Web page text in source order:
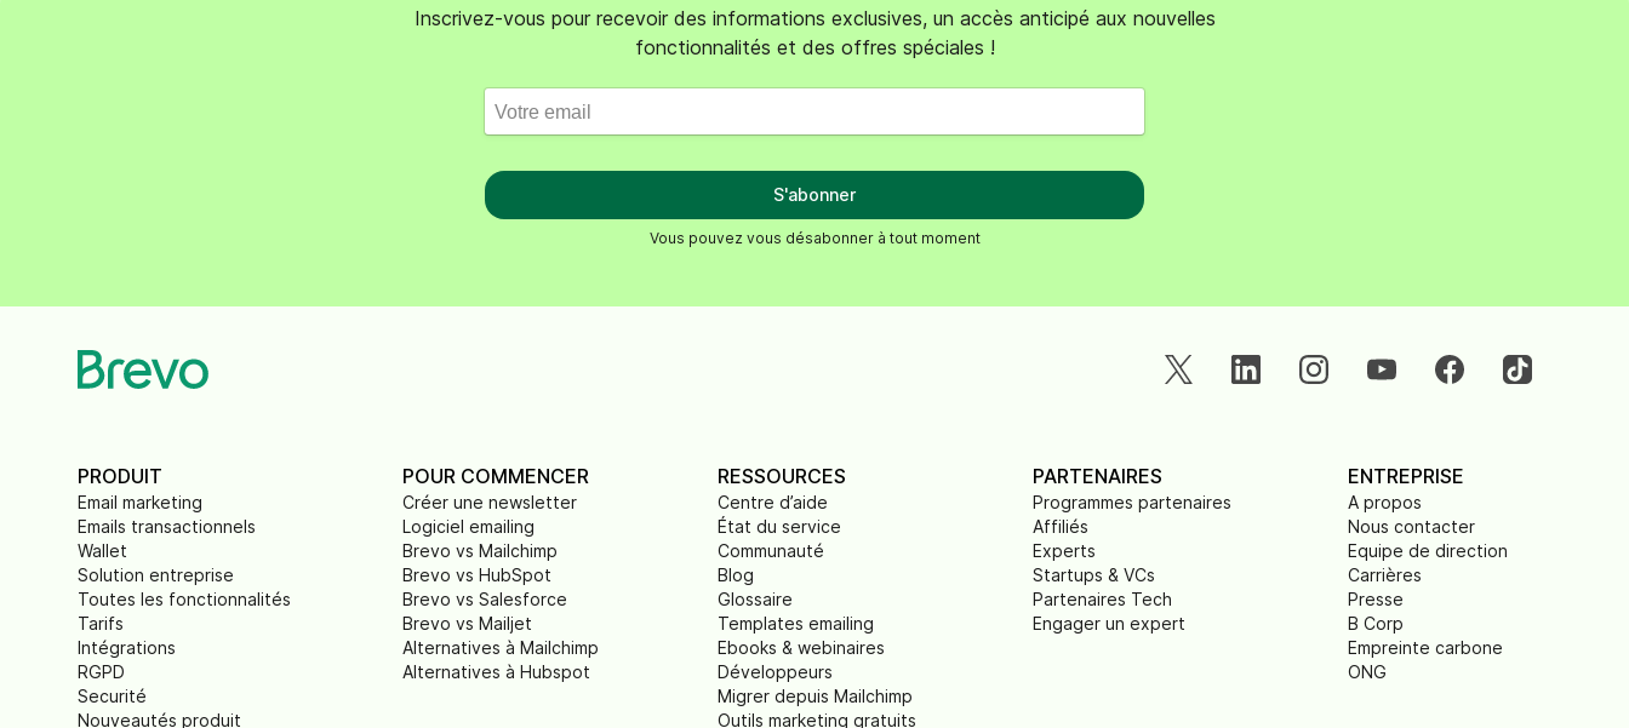
Inscrivez-vous pour recevoir des informations exclusives, un accès anticipé aux nouvelles
fonctionnalités et des offres spéciales !
S'abonner
Vous pouvez vous désabonner à tout moment
PRODUIT
Email marketing
Emails transactionnels
Wallet
Solution entreprise
Toutes les fonctionnalités
Tarifs
Intégrations
RGPD
Securité
Nouveautés produit
POUR COMMENCER
Créer une newsletter
Logiciel emailing
Brevo vs Mailchimp
Brevo vs HubSpot
Brevo vs Salesforce
Brevo vs Mailjet
Alternatives à Mailchimp
Alternatives à Hubspot
RESSOURCES
Centre d’aide
État du service
Communauté
Blog
Glossaire
Templates emailing
Ebooks & webinaires
Développeurs
Migrer depuis Mailchimp
Outils marketing gratuits
PARTENAIRES
Programmes partenaires
Affiliés
Experts
Startups & VCs
Partenaires Tech
Engager un expert
ENTREPRISE
A propos
Nous contacter
Equipe de direction
Carrières
Presse
B Corp
Empreinte carbone
ONG